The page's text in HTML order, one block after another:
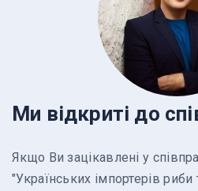
Ми відкриті до
Якщо Ви зацікавлені у
"Українських імпортерів риби